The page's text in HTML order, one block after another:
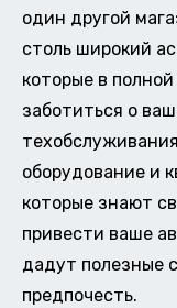
один другой
столь широкий
которые в
заботиться о
оборудование и
которые знают
привести ваше
дадут полезные
предпочесть.